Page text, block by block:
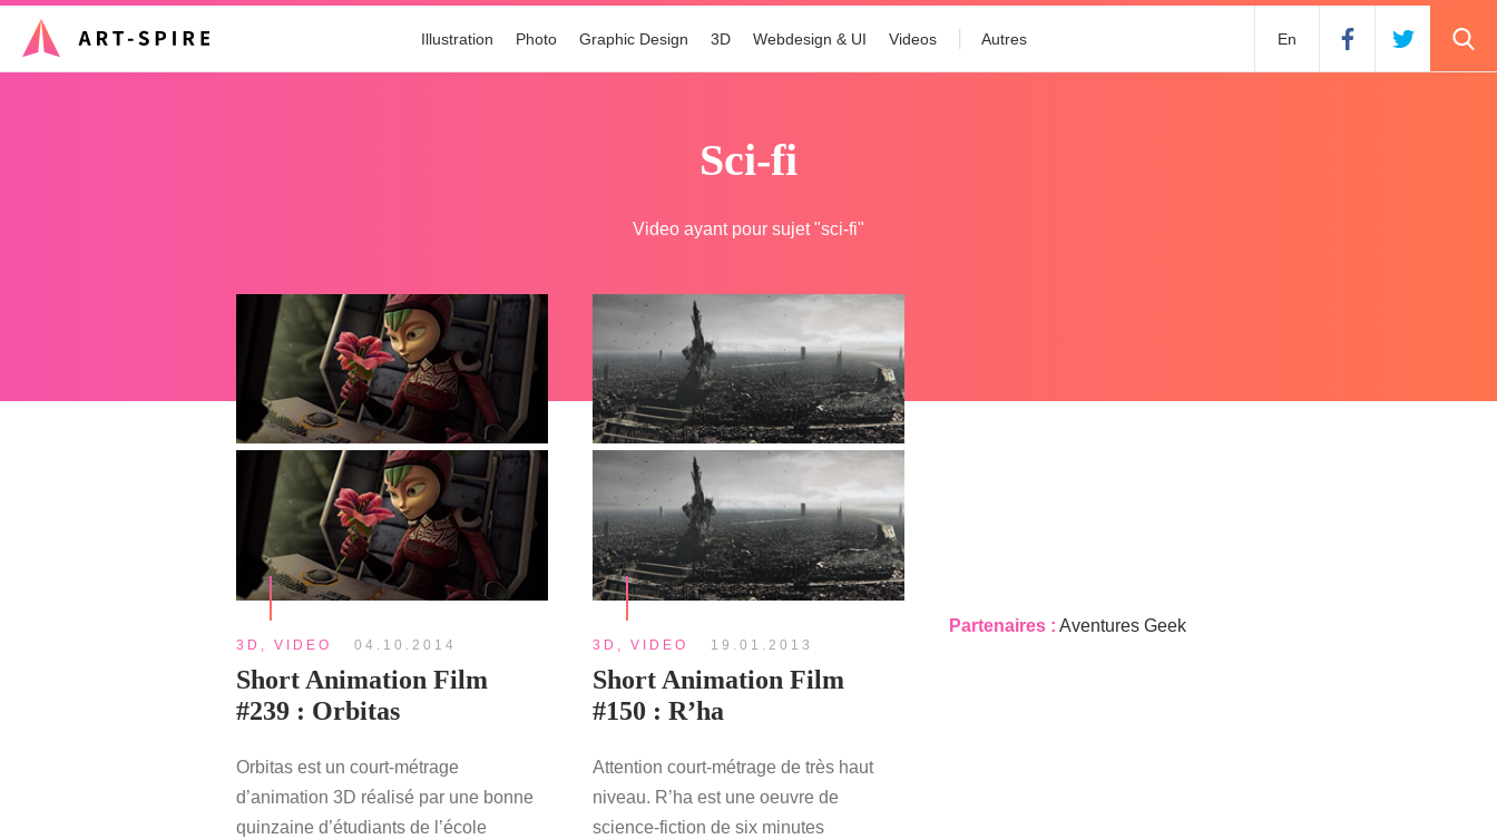
Illustration Photo Graphic Design 3D Webdesign & UI Videos Autres En
sci-fi
Video ayant pour sujet "sci-fi"
Partenaires : Aventures Geek
3D VIDEO 04.10.2014
Short Animation Film
#239 : Orbitas
Orbitas est un court-métrage
d’animation 3D réalisé par une bonne
quinzaine d’étudiants de l’école
3D VIDEO 19.01.2013
Short Animation Film
#150 : R’ha
Attention court-métrage de très haut
niveau. R’ha est une oeuvre de
science-fiction de six minutes